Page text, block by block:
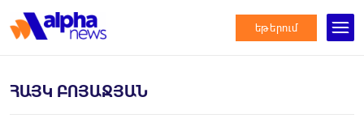
եթերում
ՀԱՅԿ ԲՈՅԱՋՅԱՆ